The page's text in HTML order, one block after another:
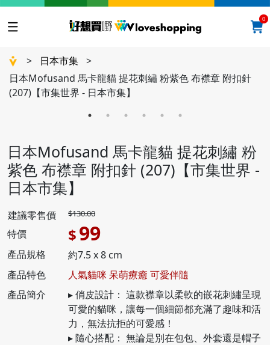
0
> 日本市集
>
日本Mofusand 馬卡龍貓 提花刺繡 粉紫色 布襟章 附扣針
(207)【市集世界 - 日本市集】
日本Mofusand 馬卡龍貓 提花刺繡 粉
紫色 布襟章 附扣針 (207)【市集世界 -
日本市集】
建議零售價 $130.00
特價 $99
產品規格
約7.5 x 8 cm
產品特色
人氣貓咪 呆萌療癒 可愛伴隨
產品簡介
▸ 俏皮設計： 這款襟章以柔軟的嵌花刺繡呈現
可愛的貓咪，讓每一個細節都充滿了趣味和活
力，無法抗拒的可愛感！
▸ 隨心搭配： 無論是別在包包、外套還是帽子